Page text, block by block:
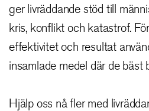
ger livräddande stöd till
kris, konflikt och katastrof.
effektivitet och resultat
insamlade medel där de bäst
Hjälp oss nå fler med